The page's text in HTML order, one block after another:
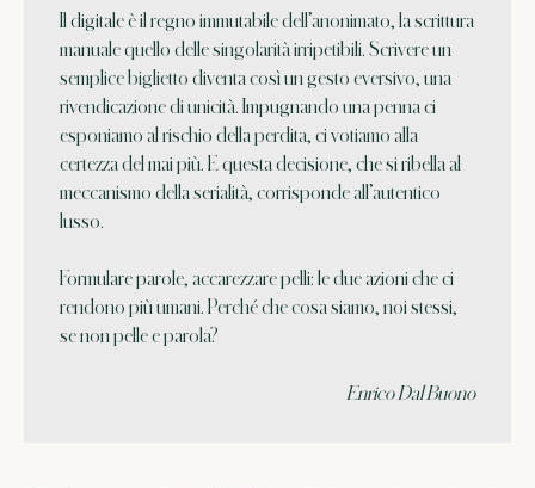
Il digitale è il regno immutabile dell’anonimato, la scrittura
manuale quello delle singolarità irripetibili. Scrivere un
semplice biglietto diventa così un gesto eversivo, una
rivendicazione di unicità. Impugnando una penna ci
esponiamo al rischio della perdita, ci votiamo alla
certezza del mai più. E questa decisione, che si ribella al
meccanismo della serialità, corrisponde all’autentico
lusso.
Formulare parole, accarezzare pelli: le due azioni che ci
rendono più umani. Perché che cosa siamo, noi stessi,
se non pelle e parola?
Enrico Dal Buono